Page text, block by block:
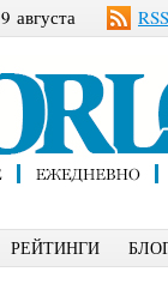
9 августа
РЕЙТИНГИ